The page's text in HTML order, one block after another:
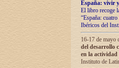
España: vivir
El libro recoge
“España:
Ibéricos del
16-17 de mayo
del desarrollo
en la
Instituto de